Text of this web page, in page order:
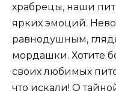
храбрецы, наши
ярких эмоций.
равнодушным,
мордашки. Хотите
своих любимых
что искали! О